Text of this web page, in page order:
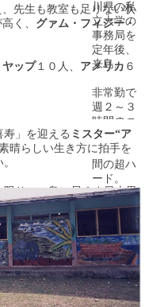
寿」を迎える ミスター“ア
晴らしい生き方に拍手を
限りこの島に尽くす日本男
ザイ”
川県の私
立大学の
事務局を
定年後、
来島。
非常勤で
週２～３
時間のつ
もりが、
一日６時
間の超ハ
ード。
先生も教室も足りない状
く、 グァム・フィジー・
ヤップ１０人、 アメリカ ６